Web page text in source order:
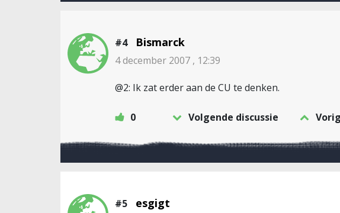
#4 Bismarck
4 december 2007 , 12:39
@2: Ik zat erder aan de CU te denken.
0 Volgende discussie
#5 esgigt